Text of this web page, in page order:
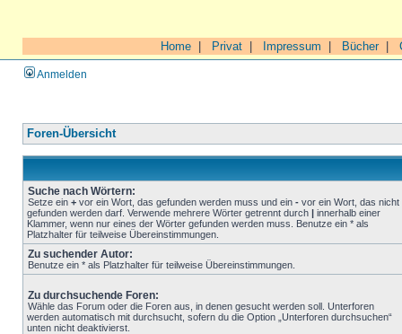
Home Privat Impressum Bücher|
Anmelden
Foren-Übersicht
Suche nach Wörtern:
Setze ein + vor ein Wort, das gefunden werden muss und ein - vor ein Wort, das nicht
gefunden werden darf. Verwende mehrere Wörter getrennt durch | innerhalb einer
Klammer, wenn nur eines der Wörter gefunden werden muss. Benutze ein * als
Platzhalter für teilweise Übereinstimmungen.
Zu suchender Autor:
Benutze ein * als Platzhalter für teilweise Übereinstimmungen.
Zu durchsuchende Foren:
Wähle das Forum oder die Foren aus, in denen gesucht werden soll. Unterforen
werden automatisch mit durchsucht, sofern du die Option „Unterforen durchsuchen“
unten nicht deaktivierst.